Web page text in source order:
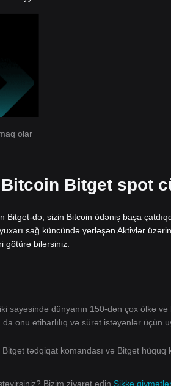
olar
Bitget spot
Bitget-də, sizin Bitcoin ödəniş başa
sağ küncündə yerləşən Aktivlər
götürə bilərsiniz.
sayəsində dünyanın 150-dən çox ölkə və
onu etibarlılıq və sürət istəyənlər üçün
tədqiqat komandası və Bitget hüquq
Bizim ziyarət edin Sikkə